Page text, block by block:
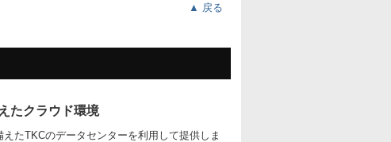
▲ 戻る
たクラウド環境
たTKCのデータセンターを利用して提供しま